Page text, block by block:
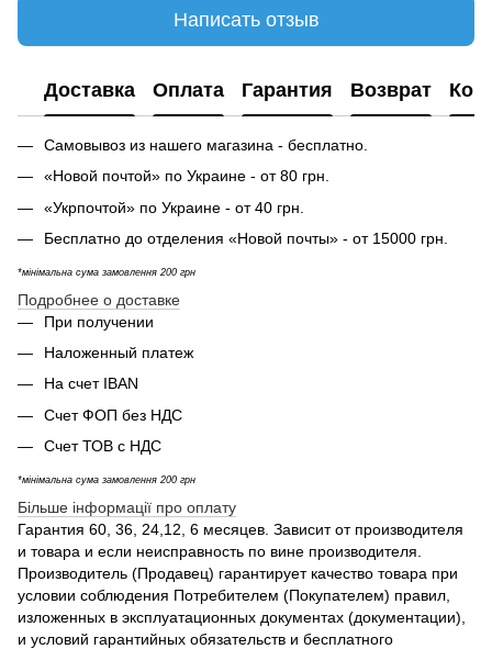
Написать отзыв
Доставка Оплата Гарантия Возврат
Самовывоз из нашего магазина - бесплатно.
«Новой почтой» по Украине - от 80 грн.
«Укрпочтой» по Украине - от 40 грн.
Бесплатно до отделения «Новой почты» - от 15000 грн.
*мінімальна сума замовлення 200 грн
Подробнее о доставке
При получении
Наложенный платеж
На счет IBAN
Счет ФОП без НДС
Счет ТОВ с НДС
*мінімальна сума замовлення 200 грн
Більше інформації про оплату
Гарантия 60, 36, 24,12, 6 месяцев. Зависит от производителя
и товара и если неисправность по вине производителя.
Производитель (Продавец) гарантирует качество товара при
условии соблюдения Потребителем (Покупателем) правил,
изложенных в эксплуатационных документах (документации),
и условий гарантийных обязательств и бесплатного